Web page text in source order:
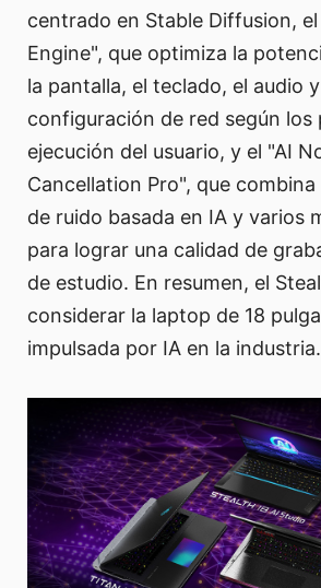
centrado en Stable Diffusion, el
Engine", que optimiza la
la pantalla, el teclado, el audio
configuración de red según los
ejecución del usuario, y el "AI
Cancellation Pro", que
de ruido basada en IA y varios
para lograr una calidad de
de estudio. En resumen, el
considerar la laptop de 18
impulsada por IA en la industria.